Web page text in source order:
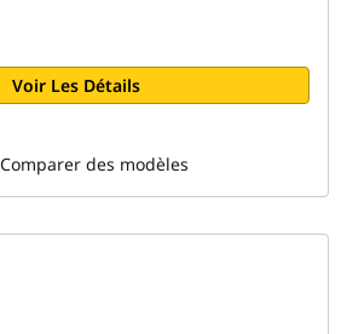
Voir Les Détails
Comparer des modèles